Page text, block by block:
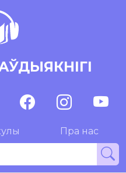
Пра нас